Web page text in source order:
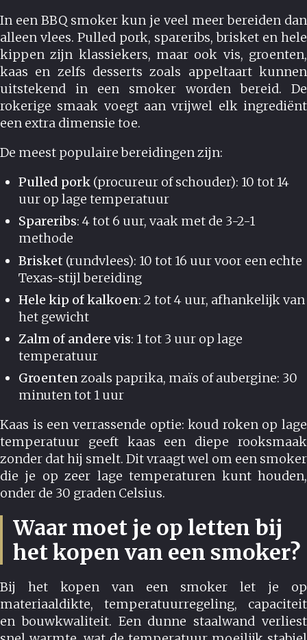
In een BBQ smoker kun je veel meer bereiden dan
alleen vlees. Pulled pork, spareribs, brisket en hele
kippen zijn klassiekers, maar ook vis, groenten,
kaas en zelfs desserts zoals appeltaart kunnen
uitstekend in een smoker worden bereid. De
rokerige smaak voegt aan vrijwel elk ingrediënt
een extra dimensie toe.
De meest populaire bereidingen zijn:
Pulled pork (procureur of schouder): 10 tot 14
uur op lage temperatuur
Spareribs: 4 tot 6 uur, vaak met de 3-2-1
methode
Brisket (rundvlees): 10 tot 16 uur voor een echte
Texas-stijl bereiding
Hele kip of kalkoen: 2 tot 4 uur, afhankelijk van
het gewicht
Zalm of andere vis: 1 tot 3 uur op lage
temperatuur
Groentenzoals paprika, maïs of aubergine: 30
minuten tot 1 uur
Kaas is een verrassende optie: koud roken op lage
temperatuur geeft kaas een diepe rooksmaak
zonder dat hij smelt. Dit vraagt wel om een smoker
die je op zeer lage temperaturen kunt houden,
onder de 30 graden Celsius.
Waar moet je op letten bij
het kopen van een smoker?
Bij het kopen van een smoker let je op
materiaaldikte, temperatuurregeling, capaciteit
en bouwkwaliteit. Een dunne staalwand verliest